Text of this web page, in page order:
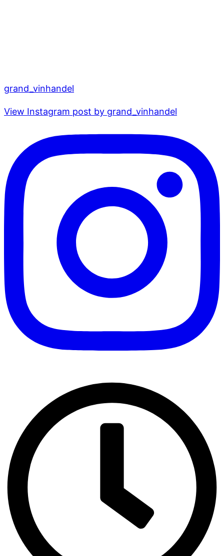
grand_vinhandel
View Instagram post by grand_vinhandel